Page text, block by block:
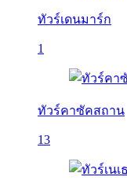
ทัวร์เดนมาร์ก
1
ทัวร์คาซัคสถาน
13